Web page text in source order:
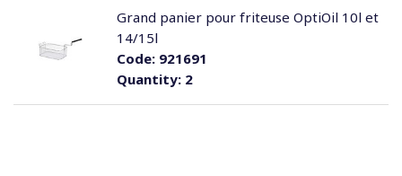
Quantity:2
Code:921691
Grand panier pour friteuse OptiOil 10l et
14/15l